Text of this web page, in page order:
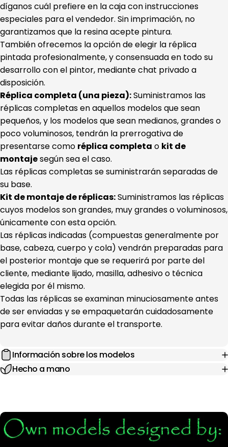
díganos cuál prefiere en la caja con instrucciones
especiales para el vendedor. Sin imprimación, no
garantizamos que la resina acepte pintura.
También ofrecemos la opción de elegir la réplica
pintada profesionalmente, y consensuada en todo su
desarrollo con el pintor, mediante chat privado a
disposición.
Réplica completa (una pieza):Suministramos las
réplicas completas en aquellos modelos que sean
pequeños, y los modelos que sean medianos, grandes o
poco voluminosos, tendrán la prerrogativa de
presentarse como réplica completa o kit de
montajesegún sea el caso.
Las réplicas completas se suministrarán separadas de
su base.
Kit de montaje de réplicas:Suministramos las réplicas
cuyos modelos son grandes, muy grandes o voluminosos,
únicamente con esta opción.
Las réplicas indicadas (compuestas generalmente por
base, cabeza, cuerpo y cola) vendrán preparadas para
el posterior montaje que se requerirá por parte del
cliente, mediante lijado, masilla, adhesivo o técnica
elegida por él mismo.
Todas las réplicas se examinan minuciosamente antes
de ser enviadas y se empaquetarán cuidadosamente
para evitar daños durante el transporte.
Información sobre los modelos
Hecho a mano